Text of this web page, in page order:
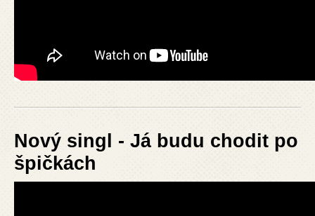
Nový singl - Já budu chodit po
špičkách